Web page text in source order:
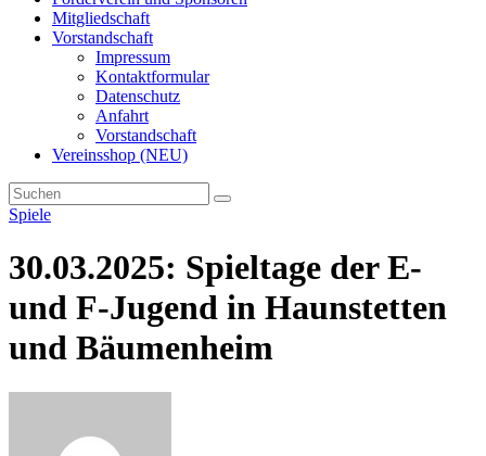
Mitgliedschaft
Vorstandschaft
Impressum
Kontaktformular
Datenschutz
Anfahrt
Vorstandschaft
Vereinsshop (NEU)
Spiele
30.03.2025: Spieltage der E-
und F-Jugend in Haunstetten
und Bäumenheim